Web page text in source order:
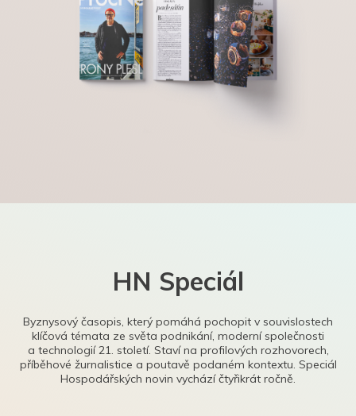
HN Speciál
Byznysový časopis, který pomáhá pochopit v souvislostech
klíčová témata ze světa podnikání, moderní společnosti
a technologií 21. století. Staví na profilových rozhovorech,
příběhové žurnalistice a poutavě podaném kontextu. Speciál
Hospodářských novin vychází čtyřikrát ročně.